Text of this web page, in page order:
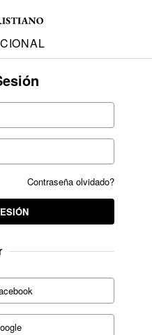
Contraseña olvidado?